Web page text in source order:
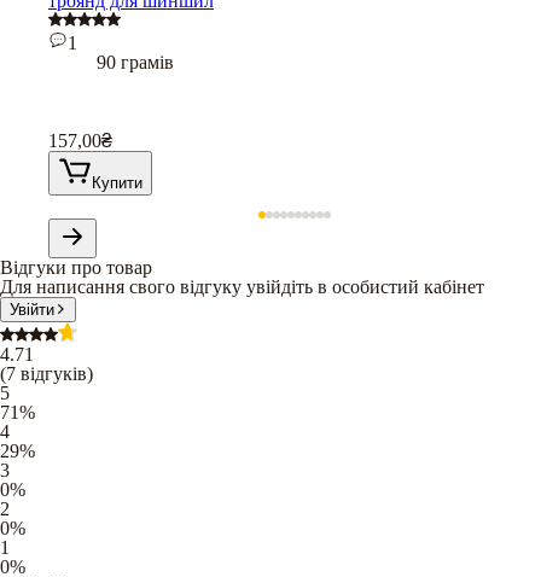
1
90 грамів
157,00₴
Купити
Відгуки про товар
Для написання свого відгуку увійдіть в особистий кабінет
Увійти
4.71
(7 відгуків)
5
71%
4
29%
3
0%
2
0%
1
0%